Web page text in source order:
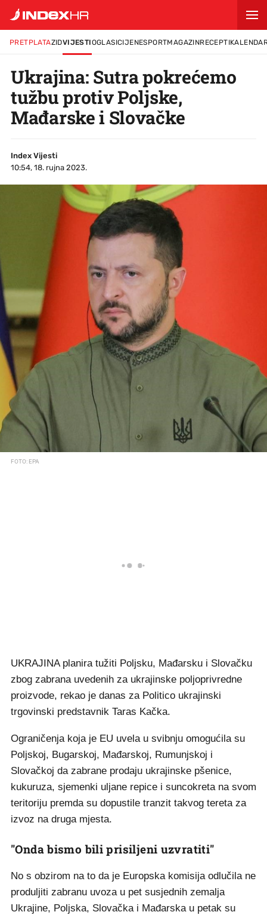
PRETPLATAZIDVIJESTIOGLASICIJENESPORTMAGAZINRECEPTI
Ukrajina: Sutra pokrećemo
tužbu protiv Poljske,
Mađarske i Slovačke
Index Vijesti
10:54, 18. rujna 2023.
FOTO: EPA
UKRAJINA planira tužiti Poljsku, Mađarsku i Slovačku
zbog zabrana uvedenih za ukrajinske poljoprivredne
proizvode, rekao je danas za Politico ukrajinski
trgovinski predstavnik Taras Kačka.
Ograničenja koja je EU uvela u svibnju omogućila su
Poljskoj, Bugarskoj, Mađarskoj, Rumunjskoj i
Slovačkoj da zabrane prodaju ukrajinske pšenice,
kukuruza, sjemenki uljane repice i suncokreta na svom
teritoriju premda su dopustile tranzit takvog tereta za
izvoz na druga mjesta.
"Onda bismo bili prisiljeni uzvratiti"
No s obzirom na to da je Europska komisija odlučila ne
produljiti zabranu uvoza u pet susjednih zemalja
Ukrajine, Poljska, Slovačka i Mađarska u petak su